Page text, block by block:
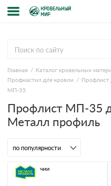
компании
и оплата
Главная Каталог кровельных
Профнастил для кровли
Профлист
МП-35
Профлист МП-35
Металл профиль
В наличии